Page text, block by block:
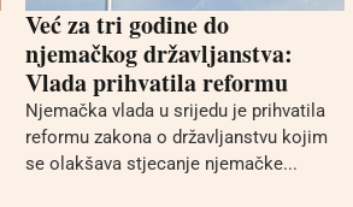
Već za tri godine do
njemačkog državljanstva:
Vlada prihvatila reformu
Njemačka vlada u srijedu je prihvatila
reformu zakona o državljanstvu kojim
se olakšava stjecanje njemačke...